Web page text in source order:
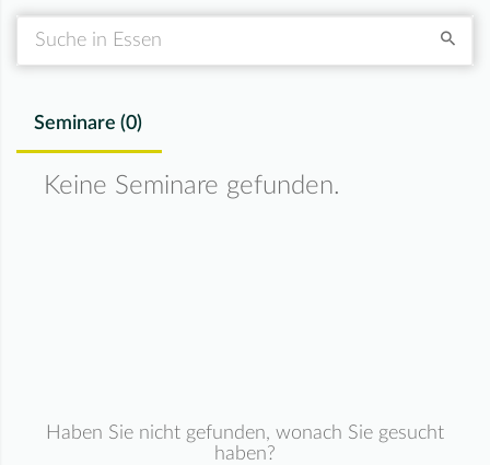
Seminare (0)
Keine Seminare gefunden.
Haben Sie nicht gefunden, wonach Sie gesucht
haben?